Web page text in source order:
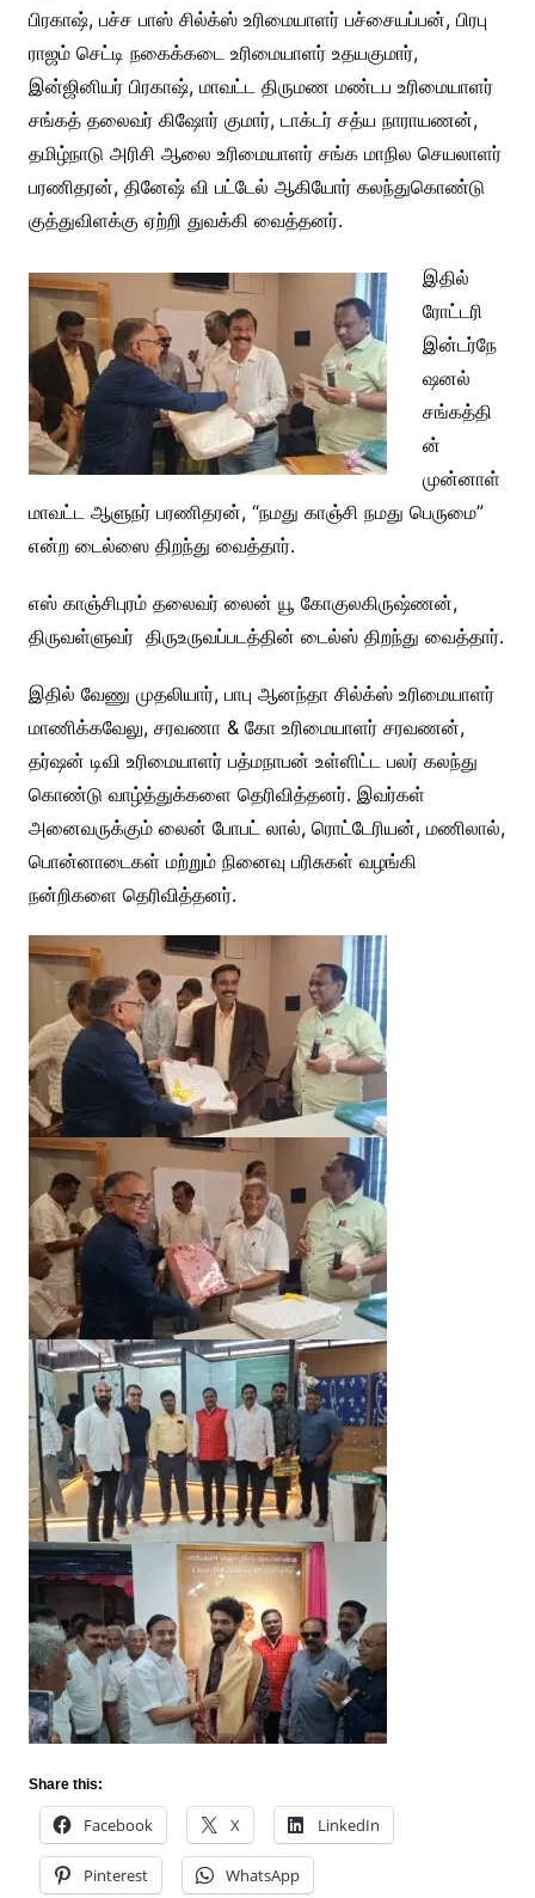
பிரகாஷ், பச்ச பாஸ் சில்க்ஸ் உரிமையாளர் பச்சையப்பன், பிரபு
ராஜம் செட்டி நகைக்கடை உரிமையாளர் உதயகுமார்,
இன்ஜினியர் பிரகாஷ், மாவட்ட திருமண மண்டப உரிமையாளர்
சங்கத் தலைவர் கிஷோர் குமார், டாக்டர் சத்ய நாராயணன்,
தமிழ்நாடு அரிசி ஆலை உரிமையாளர் சங்க மாநில செயலாளர்
பரணிதரன், தினேஷ் வி பட்டேல் ஆகியோர் கலந்துகொண்டு
குத்துவிளக்கு ஏற்றி துவக்கி வைத்தனர்.
இதில்
ரோட்டரி
இன்டர்நே
ஷனல்
சங்கத்தி
ன்
முன்னாள்
மாவட்ட ஆளுநர் பரணிதரன், “நமது காஞ்சி நமது பெருமை”
என்ற டைல்ஸை திறந்து வைத்தார்.
எஸ் காஞ்சிபுரம் தலைவர் லைன் யூ கோகுலகிருஷ்ணன்,
திருவள்ளுவர் திருஉருவப்படத்தின் டைல்ஸ் திறந்து வைத்தார்.
இதில் வேணு முதலியார், பாபு ஆனந்தா சில்க்ஸ் உரிமையாளர்
மாணிக்கவேலு, சரவணா & கோ உரிமையாளர் சரவணன்,
தர்ஷன் டிவி உரிமையாளர் பத்மநாபன் உள்ளிட்ட பலர் கலந்து
கொண்டு வாழ்த்துக்களை தெரிவித்தனர். இவர்கள்
அனைவருக்கும் லைன் போபட் லால், ரொட்டேரியன், மணிலால்,
பொன்னாடைகள் மற்றும் நினைவு பரிசுகள் வழங்கி
நன்றிகளை தெரிவித்தனர்.
Share this:
Facebook X LinkedIn
Pinterest WhatsApp